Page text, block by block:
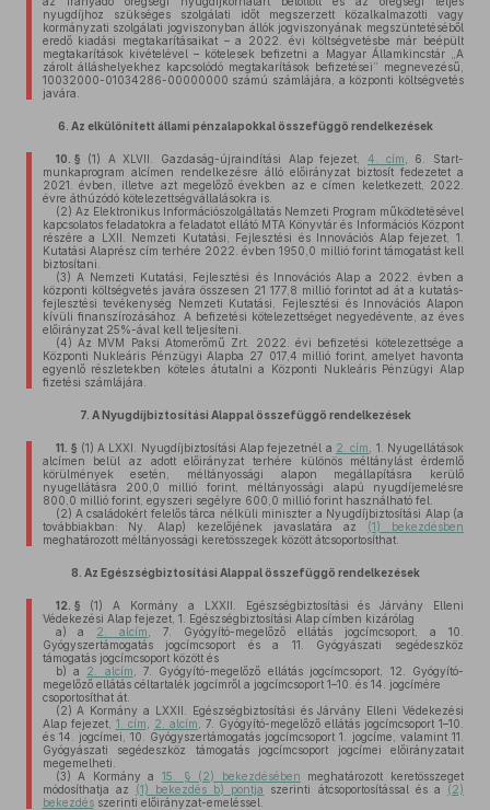
nyugdíjhoz szükséges szolgálati időt megszerzett közalkalmazotti vagy
kormányzati szolgálati jogviszonyban állók jogviszonyának megszüntetéséből
eredő kiadási megtakarításaikat – a 2022. évi költségvetésbe már beépült
megtakarítások kivételével – kötelesek befizetni a Magyar Államkincstár „A
zárolt álláshelyekhez kapcsolódó megtakarítások befizetései” megnevezésű,
10032000-01034286-00000000 számú számlájára, a központi költségvetés
javára.
6. Az elkülönített állami pénzalapokkal összefüggő rendelkezések
10. § (1) A XLVII. Gazdaság-újraindítási Alap fejezet,4. cím , 6. Start-
munkaprogram alcímen rendelkezésre álló előirányzat biztosít fedezetet a
2021. évben, illetve azt megelőző években az e címen keletkezett, 2022.
évre áthúzódó kötelezettségvállalásokra is.
(2) Az Elektronikus Információszolgáltatás Nemzeti Program működtetésével
kapcsolatos feladatokra a feladatot ellátó MTA Könyvtár és Információs Központ
részére a LXII. Nemzeti Kutatási, Fejlesztési és Innovációs Alap fejezet, 1.
Kutatási Alaprész cím terhére 2022. évben 1950,0 millió forint támogatást kell
biztosítani.
(3) A Nemzeti Kutatási, Fejlesztési és Innovációs Alap a 2022. évben a
központi költségvetés javára összesen 21 177,8 millió forintot ad át a kutatás-
fejlesztési tevékenység Nemzeti Kutatási, Fejlesztési és Innovációs Alapon
kívüli finanszírozásához. A befizetési kötelezettséget negyedévente, az éves
előirányzat 25%-ával kell teljesíteni.
(4) Az MVM Paksi Atomerőmű Zrt. 2022. évi befizetési kötelezettsége a
Központi Nukleáris Pénzügyi Alapba 27 017,4 millió forint, amelyet havonta
egyenlő részletekben köteles átutalni a Központi Nukleáris Pénzügyi Alap
fizetési számlájára.
7. A Nyugdíjbiztosítási Alappal összefüggő rendelkezések
11. § (1) A LXXI. Nyugdíjbiztosítási Alap fejezetnél a 2. cím
, 1. Nyugellátások
alcímen belül az adott előirányzat terhére különös méltánylást érdemlő
körülmények esetén, méltányossági alapon megállapításra kerülő
nyugellátásra 200,0 millió forint, méltányossági alapú nyugdíjemelésre
800,0 millió forint, egyszeri segélyre 600,0 millió forint használható fel.
(2) A családokért felelős tárca nélküli miniszter a Nyugdíjbiztosítási Alap (a
továbbiakban: Ny. Alap) kezelőjének javaslatára az (1) bekezdésben
meghatározott méltányossági keretösszegek között átcsoportosíthat.
8. Az Egészségbiztosítási Alappal összefüggő rendelkezések
12. § (1)
A Kormány a LXXII. Egészségbiztosítási és Járvány Elleni
Védekezési Alap fejezet, 1. Egészségbiztosítási Alap címben kizárólag
a) a 2. alcím
, 7. Gyógyító-megelőző ellátás jogcímcsoport, a 10.
Gyógyszertámogatás jogcímcsoport és a 11. Gyógyászati segédeszköz
támogatás jogcímcsoport között és
b) a 2. alcím , 7. Gyógyító-megelőző ellátás jogcímcsoport, 12. Gyógyító-
megelőző ellátás céltartalék jogcímről a jogcímcsoport 1–10. és 14. jogcímére
csoportosíthat át.
(2) A Kormány a LXXII. Egészségbiztosítási és Járvány Elleni Védekezési
Alap fejezet, 1. cím 2. alcím , 7. Gyógyító-megelőző ellátás jogcímcsoport 1–10.
és 14. jogcímei, 10. Gyógyszertámogatás jogcímcsoport 1. jogcíme, valamint 11.
Gyógyászati segédeszköz támogatás jogcímcsoport jogcímei előirányzatait
megemelheti.
(3) A Kormány a 15. § (2) bekezdésében meghatározott keretösszeget
módosíthatja az (1) bekezdés b) pontja szerinti átcsoportosítással és a (2)
bekezdésszerinti előirányzat-emeléssel.